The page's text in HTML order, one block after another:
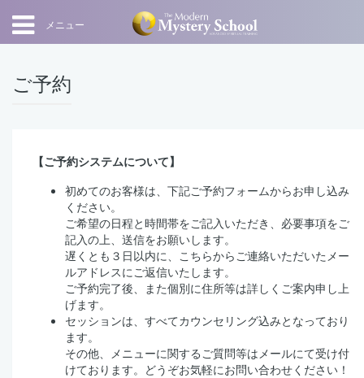
メニュー
ご予約
【ご予約システムについて】
初めてのお客様は、下記ご予約フォームからお申し込み
ください。
ご希望の日程と時間帯をご記入いただき、必要事項をご
記入の上、送信をお願いします。
遅くとも３日以内に、こちらからご連絡いただいたメー
ルアドレスにご返信いたします。
ご予約完了後、また個別に住所等は詳しくご案内申し上
げます。
セッションは、すべてカウンセリング込みとなっており
ます。
その他、メニューに関するご質問等はメールにて受け付
けております。どうぞお気軽にお問い合わせください！